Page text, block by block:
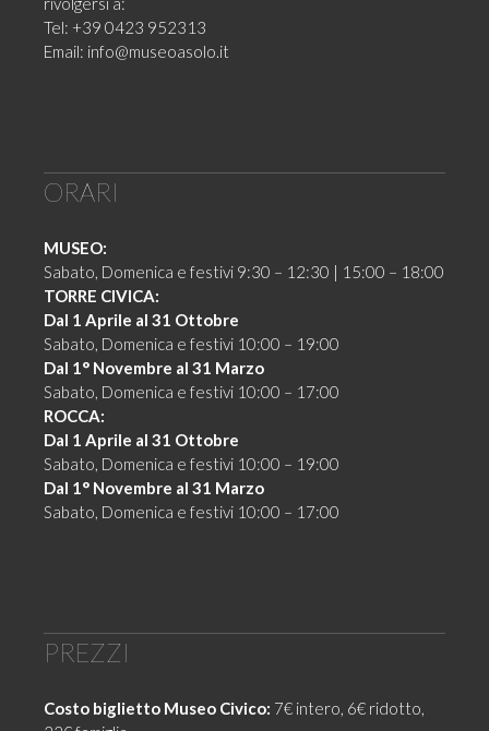
Tel: +39 0423 952313
Email: info@museoasolo.it
ORARI
MUSEO:
Sabato, Domenica e festivi 9:30 – 12:30 | 15:00 – 18:00
TORRE CIVICA:
Dal 1 Aprile al 31 Ottobre
Sabato, Domenica e festivi 10:00 – 19:00
Dal 1° Novembre al 31 Marzo
Sabato, Domenica e festivi 10:00 – 17:00
ROCCA:
Dal 1 Aprile al 31 Ottobre
Sabato, Domenica e festivi 10:00 – 19:00
Dal 1° Novembre al 31 Marzo
Sabato, Domenica e festivi 10:00 – 17:00
PREZZI
Costo biglietto Museo Civico: 7€ intero, 6€ ridotto,